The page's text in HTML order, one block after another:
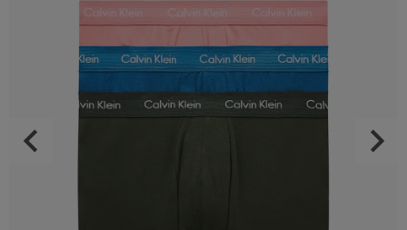
Précédent
keyboard_arrow_left keyboard_arrow_right